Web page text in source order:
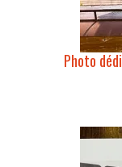
Photo